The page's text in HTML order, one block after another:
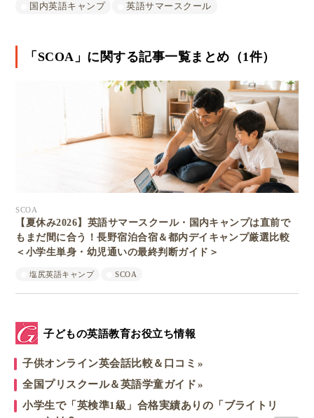
国内英語キャンプ
英語サマースクール
「SCOA」に関する記事一覧まとめ（1件）
SCOA
【夏休み2026】英語サマースクール・国内キャンプは直前で
もまだ間に合う！長野宿泊合宿＆都内デイキャンプ厳選比較
＜小学生単身・幼児通いの最終判断ガイド＞
塩尻英語キャンプ SCOA
子どもの英語教育お役立ち情報
子供オンライン英会話比較＆口コミ
全国プリスクール＆英語学童ガイド
小学生で「英検準1級」合格実績ありの「ブライトリ